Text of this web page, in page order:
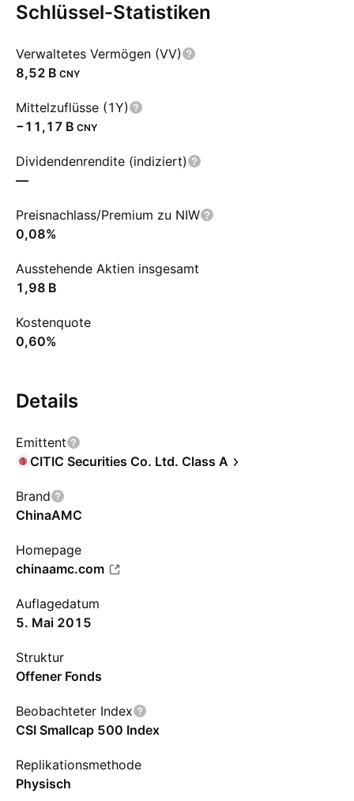
Schlüssel-Statistiken
Verwaltetes Vermögen (VV)
‪8,52 B‬ CNY
Mittelzuflüsse (1Y)
‪−11,17 B‬ CNY
Dividendenrendite (indiziert)
—
Preisnachlass/Premium zu NIW
0,08%
Ausstehende Aktien insgesamt
‪1,98 B‬
Kostenquote
0,60%
Details
Emittent
CITIC Securities Co. Ltd. Class A
Brand
ChinaAMC
Homepage
chinaamc.com
Auflagedatum
5. Mai 2015
Struktur
Offener Fonds
Beobachteter Index
CSI Smallcap 500 Index
Replikationsmethode
Physisch